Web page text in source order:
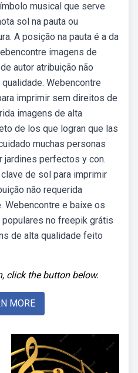
musical que serve
sol na pauta ou
A posição na pauta é a da
imagens de
autor atribuição não
Webencontre
imprimir sem direitos de
imagens de alta
de los que logran que las
muchas personas
jardines perfectos y con.
de sol para imprimir
não requerida
Webencontre e baixe os
no freepik grátis
de alta qualidade feito
click the button below.
MORE